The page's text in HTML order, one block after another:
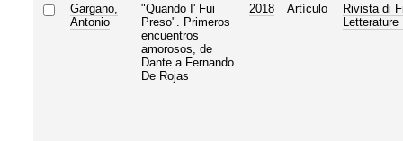
Gargano,
Antonio
"Quando I' Fui
Preso". Primeros
encuentros
amorosos, de
Dante a Fernando
De Rojas
2018 Artículo
Rivista di